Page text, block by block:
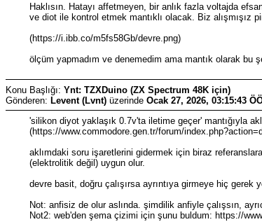
Haklısın. Hatayı affetmeyen, bir anlık fazla voltajda
ve diot ile kontrol etmek mantıklı olacak. Biz alışmışız
(https://i.ibb.co/m5fs58Gb/devre.png)
ölçüm yapmadım ve denemedim ama mantık olarak bu
Konu Başlığı: Ynt: TZXDuino (ZX Spectrum 48K için)
Gönderen: Levent (Lvnt) üzerinde Ocak 27, 2026, 03:15:43
'silikon diyot yaklaşık 0.7v'ta iletime geçer' mantığıyla
(https://www.commodore.gen.tr/forum/
aklımdaki soru işaretlerini gidermek için biraz
(elektrolitik değil) uygun olur.
devre basit, doğru çalışırsa ayrıntıya girmeye hiç gerek
Not: anfisiz de olur aslında. şimdilik anfiyle çalışsın,
Not2: web'den şema çizimi için şunu buldum: https://